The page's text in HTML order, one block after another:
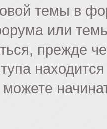
темы в
или
прежде